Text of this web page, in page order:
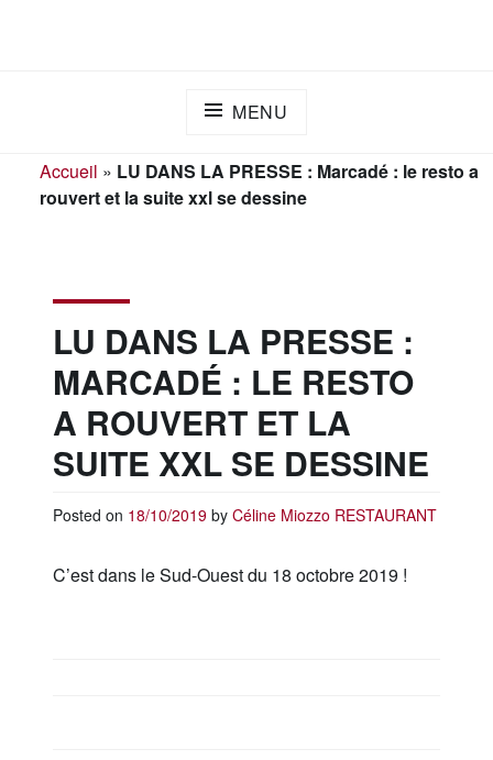
MENU
Accueil » LU DANS LA PRESSE : Marcadé : le resto a
rouvert et la suite xxl se dessine
LU DANS LA PRESSE :
MARCADÉ : LE RESTO
A ROUVERT ET LA
SUITE XXL SE DESSINE
Posted on 18/10/2019 by Céline Miozzo RESTAURANT
C’est dans le Sud-Ouest du 18 octobre 2019 !